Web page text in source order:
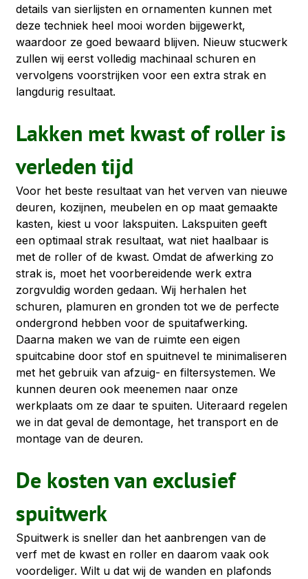
details van sierlijsten en ornamenten kunnen met
deze techniek heel mooi worden bijgewerkt,
waardoor ze goed bewaard blijven. Nieuw stucwerk
zullen wij eerst volledig machinaal schuren en
vervolgens voorstrijken voor een extra strak en
langdurig resultaat.
Lakken met kwast of roller is
verleden tijd
Voor het beste resultaat van het verven van nieuwe
deuren, kozijnen, meubelen en op maat gemaakte
kasten, kiest u voor lakspuiten. Lakspuiten geeft
een optimaal strak resultaat, wat niet haalbaar is
met de roller of de kwast. Omdat de afwerking zo
strak is, moet het voorbereidende werk extra
zorgvuldig worden gedaan. Wij herhalen het
schuren, plamuren en gronden tot we de perfecte
ondergrond hebben voor de spuitafwerking.
Daarna maken we van de ruimte een eigen
spuitcabine door stof en spuitnevel te minimaliseren
met het gebruik van afzuig- en filtersystemen. We
kunnen deuren ook meenemen naar onze
werkplaats om ze daar te spuiten. Uiteraard regelen
we in dat geval de demontage, het transport en de
montage van de deuren.
De kosten van exclusief
spuitwerk
Spuitwerk is sneller dan het aanbrengen van de
verf met de kwast en roller en daarom vaak ook
voordeliger. Wilt u dat wij de wanden en plafonds